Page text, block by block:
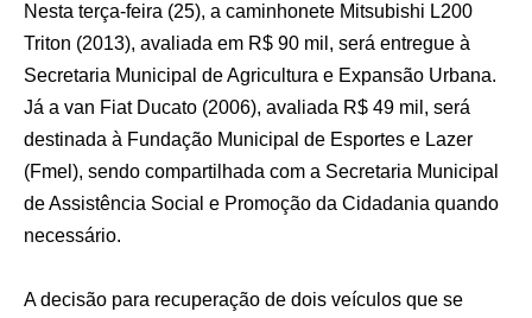
Nesta terça-feira (25), a caminhonete Mitsubishi L200
Triton (2013), avaliada em R$ 90 mil, será entregue à
Secretaria Municipal de Agricultura e Expansão Urbana.
Já a van Fiat Ducato (2006), avaliada R$ 49 mil, será
destinada à Fundação Municipal de Esportes e Lazer
(Fmel), sendo compartilhada com a Secretaria Municipal
de Assistência Social e Promoção da Cidadania quando
necessário.
A decisão para recuperação de dois veículos que se